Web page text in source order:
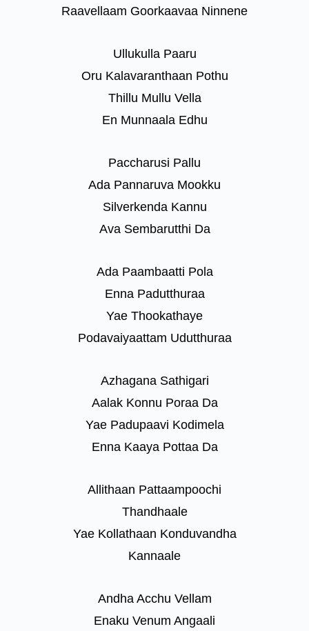
Raavellaam Goorkaavaa Ninnene
Ullukulla Paaru
Oru Kalavaranthaan Pothu
Thillu Mullu Vella
En Munnaala Edhu
Paccharusi Pallu
Ada Pannaruva Mookku
Silverkenda Kannu
Ava Sembarutthi Da
Ada Paambaatti Pola
Enna Padutthuraa
Yae Thookathaye
Podavaiyaattam Udutthuraa
Azhagana Sathigari
Aalak Konnu Poraa Da
Yae Padupaavi Kodimela
Enna Kaaya Pottaa Da
Allithaan Pattaampoochi
Thandhaale
Yae Kollathaan Konduvandha
Kannaale
Andha Acchu Vellam
Enaku Venum Angaali